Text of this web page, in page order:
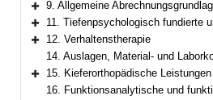
Bereich erweitern
9. Allgemeine Abrechnungsgrundlagen für
Bereich erweitern
11. Tiefenpsychologisch fundierte
Bereich erweitern
12. Verhaltenstherapie
14. Auslagen, Material- und Laborkosten
Bereich erweitern
15. Kieferorthopädische Leistungen
16. Funktionsanalytische und